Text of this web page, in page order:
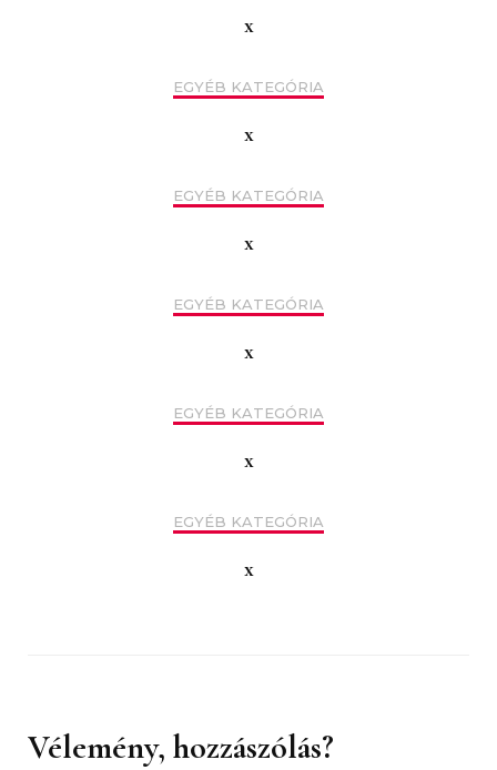
x
EGYÉB KATEGÓRIA
x
EGYÉB KATEGÓRIA
x
EGYÉB KATEGÓRIA
x
EGYÉB KATEGÓRIA
x
EGYÉB KATEGÓRIA
x
Vélemény, hozzászólás?